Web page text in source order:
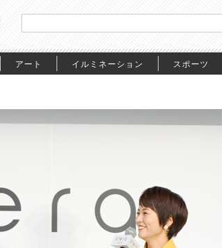
アート イルミネーション スポーツ